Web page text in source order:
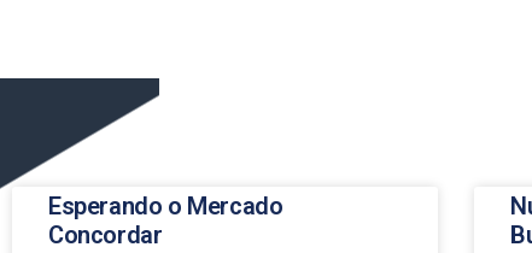
Esperando o Mercado
Concordar